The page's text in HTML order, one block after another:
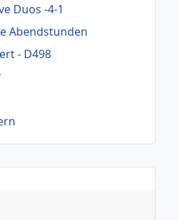
Duos -4-1
Abendstunden
- D498